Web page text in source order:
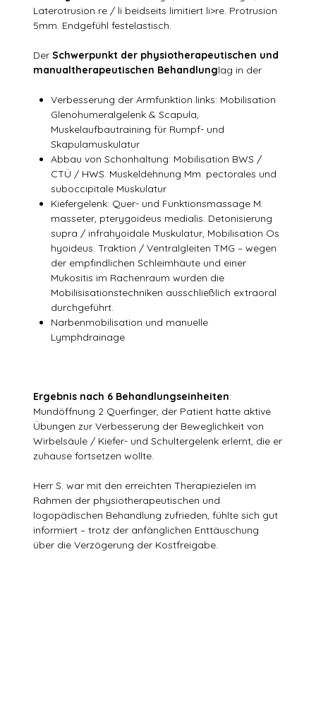
Laterotrusion re / li beidseits limitiert li>re. Protrusion
5mm. Endgefühl festelastisch.
DerSchwerpunkt der physiotherapeutischen und
manualtherapeutischen Behandlunglag in der
Verbesserung der Armfunktion links: Mobilisation
Glenohumeralgelenk & Scapula,
Muskelaufbautraining für Rumpf- und
Skapulamuskulatur
Abbau von Schonhaltung: Mobilisation BWS /
CTÜ / HWS. Muskeldehnung Mm. pectorales und
suboccipitale Muskulatur
Kiefergelenk: Quer- und Funktionsmassage M.
masseter, pterygoideus medialis. Detonisierung
supra / infrahyoidale Muskulatur, Mobilisation Os
hyoideus. Traktion / Ventralgleiten TMG – wegen
der empfindlichen Schleimhäute und einer
Mukositis im Rachenraum wurden die
Mobilisisationstechniken ausschließlich extraoral
durchgeführt.
Narbenmobilisation und manuelle
Lymphdrainage
Ergebnis nach 6 Behandlungseinheiten:
Mundöffnung 2 Querfinger, der Patient hatte aktive
Übungen zur Verbesserung der Beweglichkeit von
Wirbelsäule / Kiefer- und Schultergelenk erlernt, die er
zuhause fortsetzen wollte.
Herr S. war mit den erreichten Therapiezielen im
Rahmen der physiotherapeutischen und
logopädischen Behandlung zufrieden, fühlte sich gut
informiert – trotz der anfänglichen Enttäuschung
über die Verzögerung der Kostfreigabe.